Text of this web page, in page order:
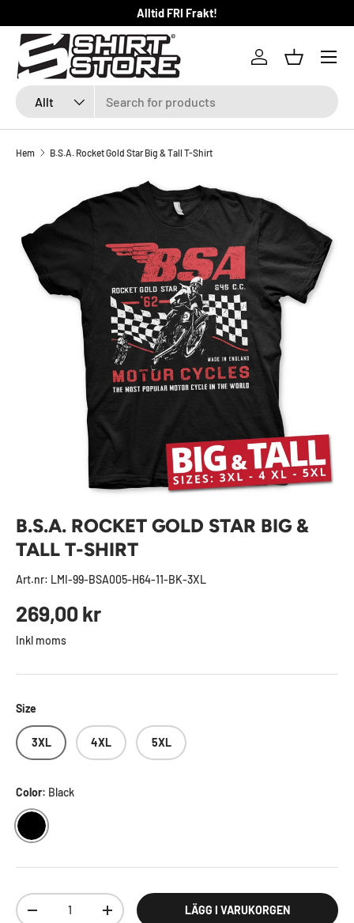
HOPPA TILL INNEHÅLLET
Alltid FRI Frakt!
Sök
Produkttyp
Allt
Logga inKundkorg
Hem B.S.A. Rocket Gold Star Big & Tall T-Shirt
SKIP TO PRODUCT INFORMATION
Image 1 is now available in gallery view
B.S.A. ROCKET GOLD STAR BIG &
TALL T-SHIRT
Art.nr: LMI-99-BSA005-H64-11-BK-3XL
Ordinarie pris
269,00 kr
Inkl moms
Size
3XL 4XL 5XL
Color: Black
BLACK
Antal
DECREASE QUANTITYINCREASE QUANTITYLÄGG I VARUKORGEN